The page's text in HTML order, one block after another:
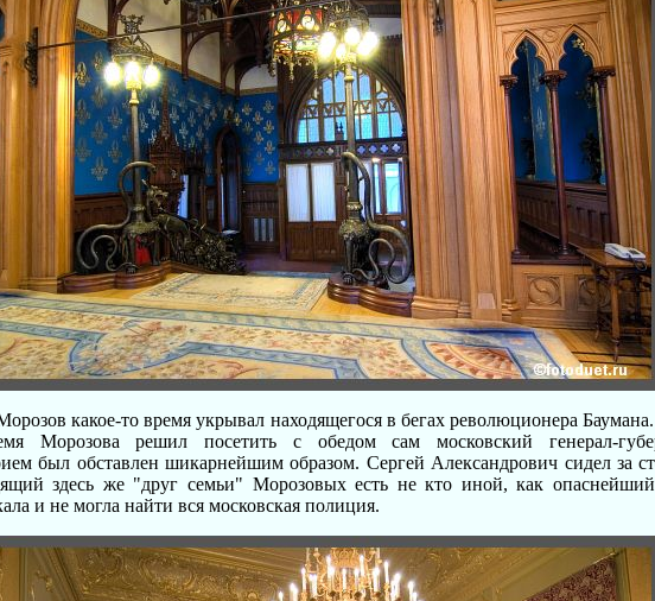
какое-то время укрывал находящегося в бегах революционера
Морозова решил посетить с обедом сам московский генерал-
был обставлен шикарнейшим образом. Сергей Александрович сидел за
здесь же "друг семьи" Морозовых есть не кто иной, как
и не могла найти вся московская полиция.